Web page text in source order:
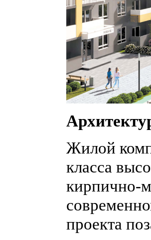
Жилой
класса
кирпично-
проекта